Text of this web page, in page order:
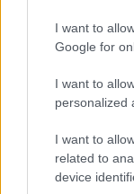
I want to
Google for
I want to
personalized
I want to
related to
device
e
come la
Attività
strutturata:
volontariato in
energia/
Germania per